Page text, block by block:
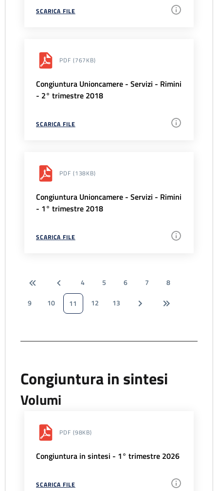
SCARICA FILE
PDF (767KB)
Congiuntura Unioncamere - Servizi - Rimini
- 2° trimestre 2018
SCARICA FILE
PDF (138KB)
Congiuntura Unioncamere - Servizi - Rimini
- 1° trimestre 2018
SCARICA FILE
4 5 6 7
8
9
10 11 12 13
Congiuntura in sintesi
Volumi
PDF (98KB)
Congiuntura in sintesi - 1° trimestre 2026
SCARICA FILE